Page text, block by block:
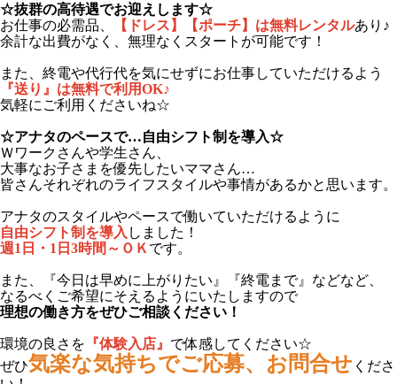
☆抜群の高待遇でお迎えします☆
お仕事の必需品、
【ドレス】【ポーチ】は無料レンタルあり♪
余計な出費がなく、無理なくスタートが可能です！
また、終電や代行代を気にせずにお仕事していただけるよう
『送り』は無料で利用OK♪
気軽にご利用くださいね☆
☆アナタのペースで…自由シフト制を導入☆
Ｗワークさんや学生さん、
大事なお子さまを優先したいママさん…
皆さんそれぞれのライフスタイルや事情があるかと思います。
アナタのスタイルやペースで働いていただけるように
自由シフト制を導入 しました！
週1日・1日3時間～ＯＫ です。
また、『今日は早めに上がりたい』『終電まで』などなど、
なるべくご希望にそえるようにいたしますので
理想の働き方をぜひご相談ください！
環境の良さを 『体験入店』 で体感してください☆
ぜひ気楽な気持ちでご応募、お問合せ くださ